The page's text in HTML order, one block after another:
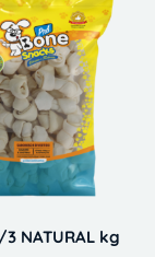
3 NATURAL kg